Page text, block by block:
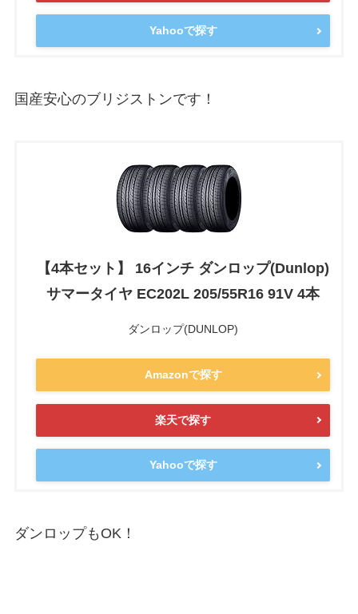
Yahooで探す
国産安心のブリジストンです！
【4本セット】 16インチ ダンロップ(Dunlop)
サマータイヤ EC202L 205/55R16 91V 4本
ダンロップ(DUNLOP)
Amazonで探す
楽天で探す
Yahooで探す
ダンロップもOK！